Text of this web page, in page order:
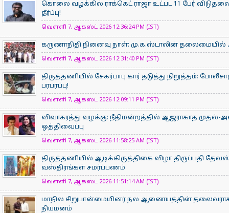
கொலை வழக்கில் ராக்கெட் ராஜா உட்பட 11 பேர்
தீர்ப்பு!
வெள்ளி 7, ஆகஸ்ட் 2026 12:36:24 PM (IST)
கருணாநிதி நினைவு நாள்: மு.க.ஸ்டாலின்
வெள்ளி 7, ஆகஸ்ட் 2026 12:31:40 PM (IST)
திருத்தணியில் சேகர்பாபு கார் தடுத்து நிறுத்தம்:
பரபரப்பு!
வெள்ளி 7, ஆகஸ்ட் 2026 12:09:11 PM (IST)
விவாகரத்து வழக்கு: நீதிமன்றத்தில் ஆஜராகாத முதல்-
ஒத்திவைப்பு
வெள்ளி 7, ஆகஸ்ட் 2026 11:58:25 AM (IST)
திருத்தணியில் ஆடிக்கிருத்திகை விழா திருப்பதி
வஸ்திரங்கள் சமர்ப்பணம்
வெள்ளி 7, ஆகஸ்ட் 2026 11:51:14 AM (IST)
மாநில சிறுபான்மையினர் நல ஆணையத்தின்
நியமனம்